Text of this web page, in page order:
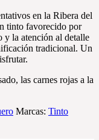
en la Ribera del
tinto favorecido por
y la atención al detalle
tradicional. Un
las carnes rojas a la
Marcas: Tinto